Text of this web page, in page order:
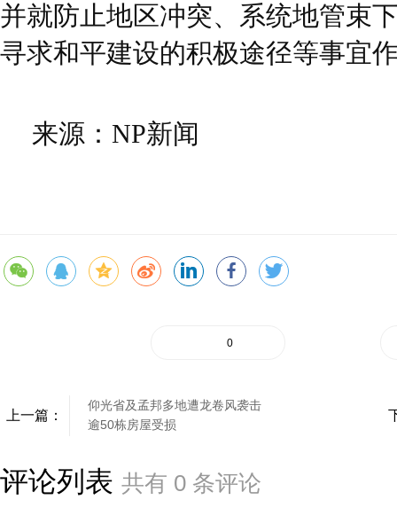
并就防止地区冲突、系统地管束
寻求和平建设的积极途径等事宜
来源：NP新闻
0
上一篇：
仰光省及孟邦多地遭龙卷风袭击
逾50栋房屋受损
评论列表 共有 0 条评论